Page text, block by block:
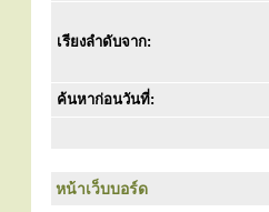
เรียงลำดับจาก:
ค้นหาก่อนวันที่:
หน้าเว็บบอร์ด